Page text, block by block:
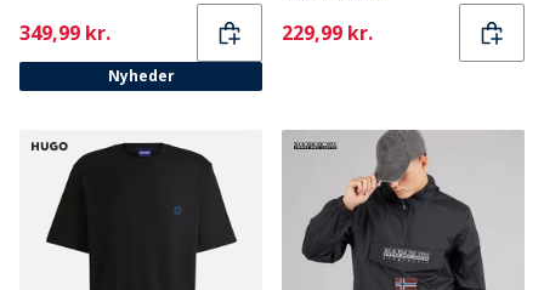
Current
349,99 kr.
Nyheder
Current
229,99 kr.